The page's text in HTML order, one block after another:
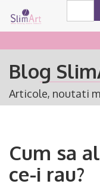
Blog
Articole, noutati
Cum sa
ce-i rau?